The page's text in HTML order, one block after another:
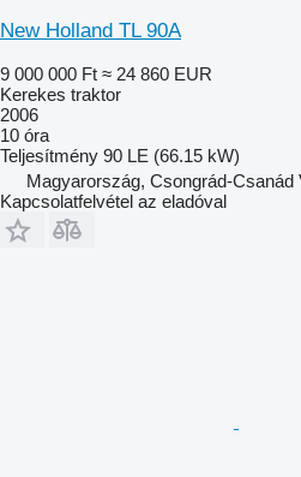
New Holland TL 90A
9 000 000 Ft ≈ 24 860 EUR
Kerekes traktor
2006
10 óra
Teljesítmény 90 LE (66.15 kW)
Magyarország, Csongrád-
Kapcsolatfelvétel az eladóval